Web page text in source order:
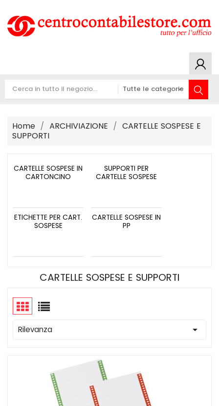
Home ARCHIVIAZIONE
CARTELLE SOSPESE E
SUPPORTI
CARTELLE SOSPESE IN
CARTONCINO
SUPPORTI PER
CARTELLE SOSPESE
ETICHETTE PER CART.
SOSPESE
CARTELLE SOSPESE IN
PP
CARTELLE SOSPESE E SUPPORTI
Rilevanza 